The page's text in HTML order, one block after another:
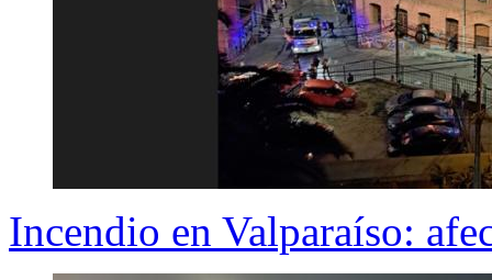
Incendio en Valparaíso: